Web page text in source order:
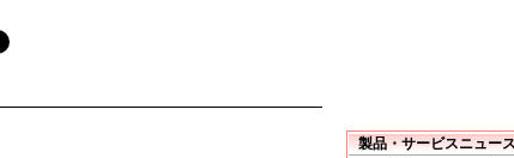
製品・サービスニュー